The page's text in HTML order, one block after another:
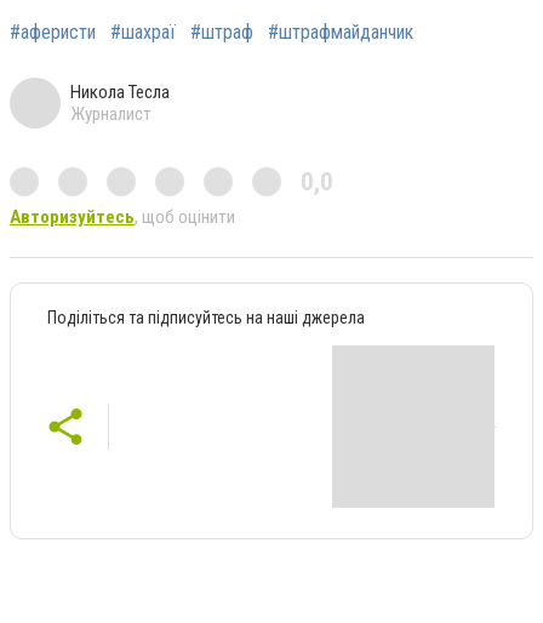
#аферисти #шахраї #штраф #штрафмайданчик
Никола Тесла
Журналист
0,0
Авторизуйтесь, щоб оцінити
Поділіться та підписуйтесь на наші джерела